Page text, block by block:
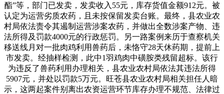
酯”等，部门已发卖，发卖收入55元，库存货值金额912元。被
认定为运营劣质农药，且未按保留发卖台账。最终，县农业农
村局依法责令其遏制运营涉案农药，并做出全数涉案产物、违
法所得及罚款4000元的行政惩罚。另一路案例来历于查察机关
移送线月对一批肉鸡利用兽药后，未恪守28天休药期，提前上
市发卖。经抽样检测，此中1羽鸡肉中磺胺类残留超标。该行
为违反了兽药利用办理相关，县农业农村局依法其违法所得
5907元，并处以罚款5万元。旺苍县农业农村局相关担任人暗
示，这两起案件别离出农资运营环节库存办理不规范、法律过